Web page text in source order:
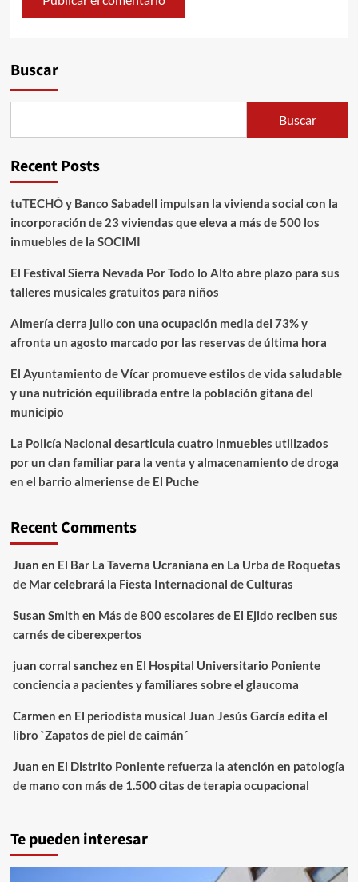
Buscar
Buscar
Recent Posts
tuTECHÔ y Banco Sabadell impulsan la vivienda social con la
incorporación de 23 viviendas que eleva a más de 500 los
inmuebles de la SOCIMI
El Festival Sierra Nevada Por Todo lo Alto abre plazo para sus
talleres musicales gratuitos para niños
Almería cierra julio con una ocupación media del 73% y
afronta un agosto marcado por las reservas de última hora
El Ayuntamiento de Vícar promueve estilos de vida saludable
y una nutrición equilibrada entre la población gitana del
municipio
La Policía Nacional desarticula cuatro inmuebles utilizados
por un clan familiar para la venta y almacenamiento de droga
en el barrio almeriense de El Puche
Recent Comments
Juan en El Bar La Taverna Ucraniana en La Urba de Roquetas
de Mar celebrará la Fiesta Internacional de Culturas
Susan Smith en Más de 800 escolares de El Ejido reciben sus
carnés de ciberexpertos
juan corral sanchezen El Hospital Universitario Poniente
conciencia a pacientes y familiares sobre el glaucoma
Carmen en El periodista musical Juan Jesús García edita el
libro `Zapatos de piel de caimán´
Juan en El Distrito Poniente refuerza la atención en patología
de mano con más de 1.500 citas de terapia ocupacional
Te pueden interesar